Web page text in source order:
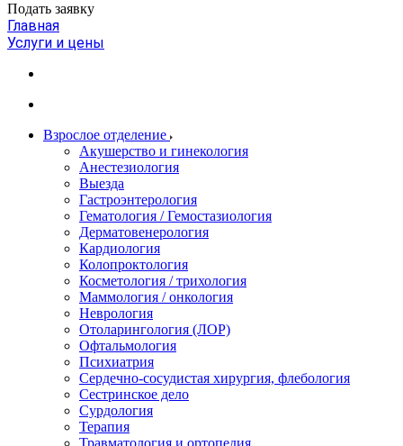
Подать заявку
Главная
Услуги и цены
Взрослое отделение
Акушерство и гинекология
Анестезиология
Выезда
Гастроэнтерология
Гематология / Гемостазиология
Дерматовенерология
Кардиология
Колопроктология
Косметология / трихология
Маммология / онкология
Неврология
Отоларингология (ЛОР)
Офтальмология
Психиатрия
Сердечно-сосудистая хирургия, флебология
Сестринское дело
Сурдология
Терапия
Травматология и ортопедия